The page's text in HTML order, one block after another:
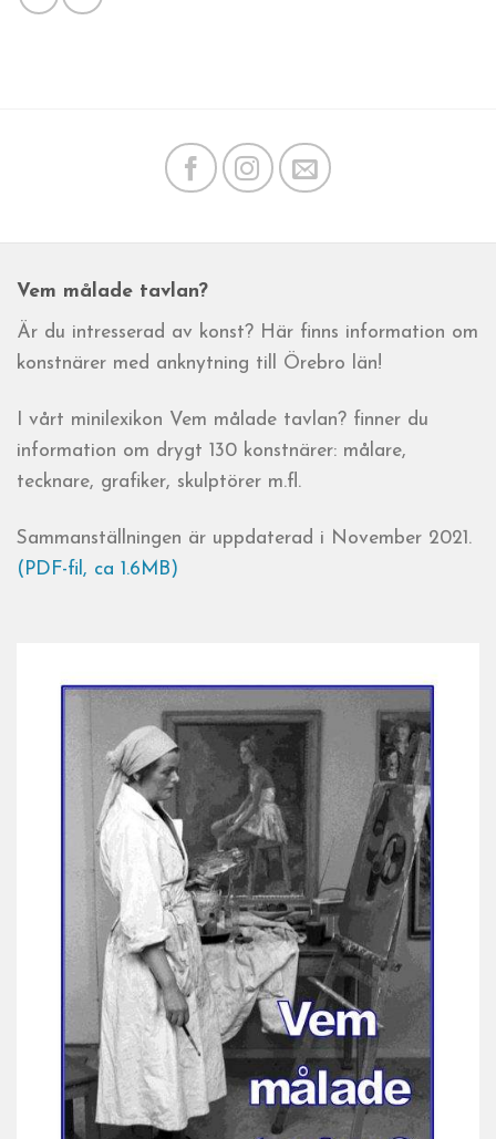
Vem målade tavlan?
Är du intresserad av konst? Här finns information om
konstnärer med anknytning till Örebro län!
I vårt minilexikon Vem målade tavlan? finner du
information om drygt 130 konstnärer: målare,
tecknare, grafiker, skulptörer m.fl.
Sammanställningen är uppdaterad i November 2021.
(PDF-fil, ca 1.6MB)